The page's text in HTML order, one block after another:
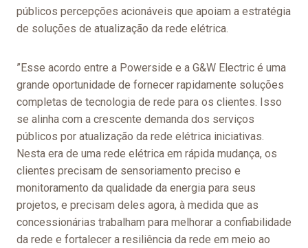
públicos percepções acionáveis que apoiam a estratégia
de soluções de atualização da rede elétrica.
”Esse acordo entre a Powerside e a G&W Electric é uma
grande oportunidade de fornecer rapidamente soluções
completas de tecnologia de rede para os clientes. Isso
se alinha com a crescente demanda dos serviços
públicos por atualização da rede elétrica iniciativas.
Nesta era de uma rede elétrica em rápida mudança, os
clientes precisam de sensoriamento preciso e
monitoramento da qualidade da energia para seus
projetos, e precisam deles agora, à medida que as
concessionárias trabalham para melhorar a confiabilidade
da rede e fortalecer a resiliência da rede em meio ao